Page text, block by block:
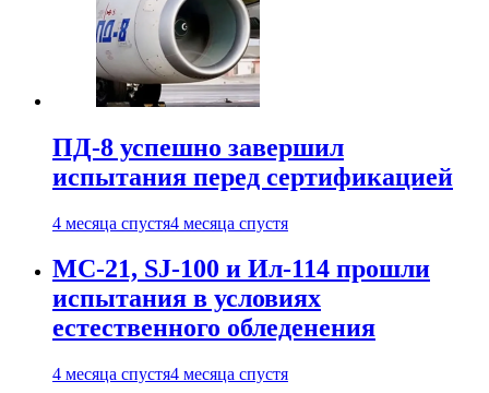
ПД-8 успешно завершил
испытания перед сертификацией
4 месяца спустя4 месяца спустя
МС-21, SJ-100 и Ил-114 прошли
испытания в условиях
естественного обледенения
4 месяца спустя4 месяца спустя